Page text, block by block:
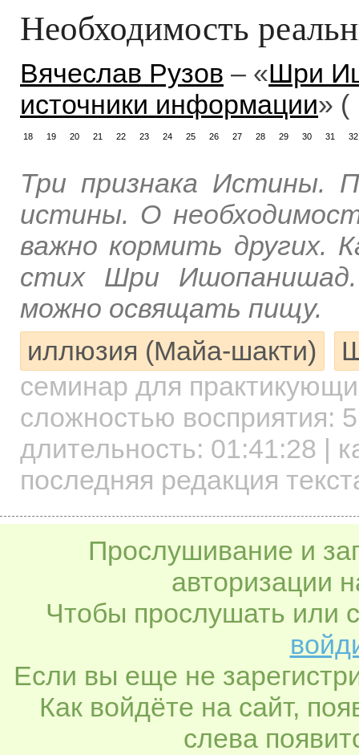
Необходимость
Вячеслав Рузов – «Шри
источники информации» (
18 19 20 21 22 23 24 25 26 27 28 29 30 31 32
Три признака Истины.
истины. О
важно кормить других.
стих Шри Ишопанишад.
можно освящать пищу.
иллюзия (Майа-шакти)
семинар для
сложностью восприятия: 5
длительность: 01:41:28 |
последняя редакция
Прослушивание и
авторизации
Чтобы прослушать или
Если вы еще не
Как войдёте на сайт,
слева